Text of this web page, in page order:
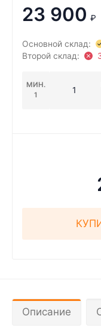
23 900 ₽
Основной склад:
Второй склад:
МИН.
1
Описание